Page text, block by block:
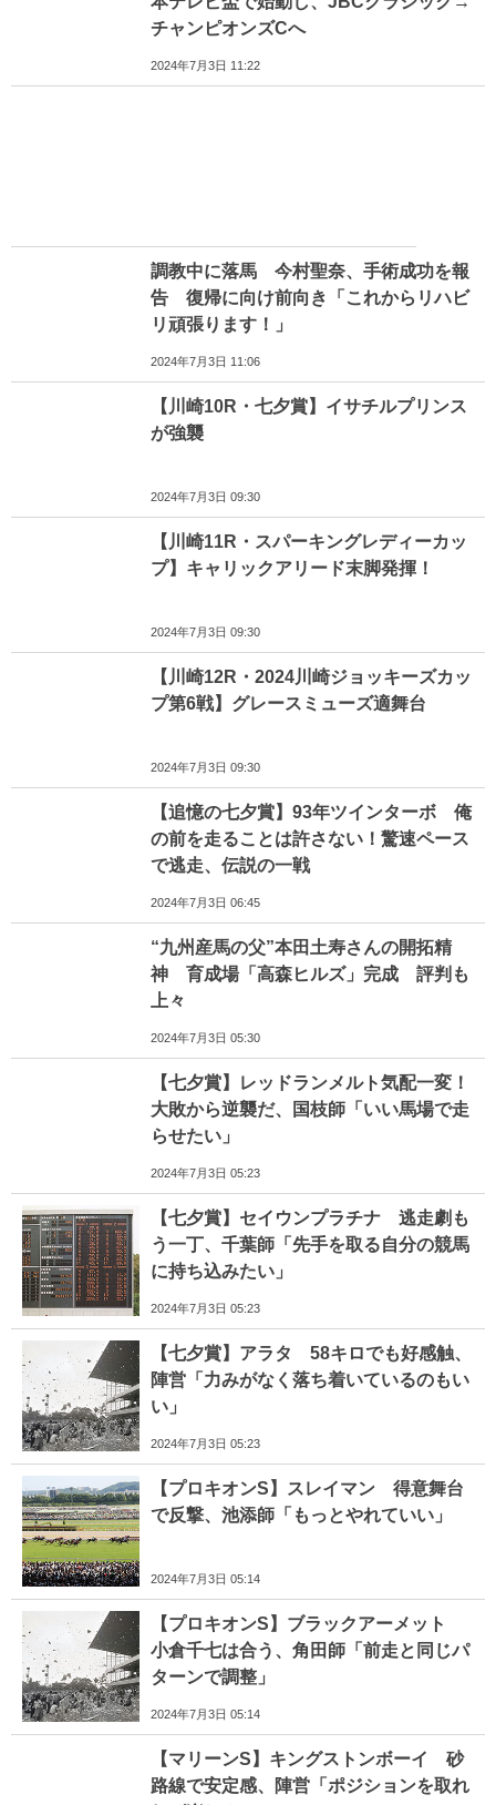
チャンピオンズCへ
2024年7月3日 11:22
調教中に落馬 今村聖奈、手術成功を報
告 復帰に向け前向き「これからリハビ
リ頑張ります！」
2024年7月3日 11:06
【川崎10R・七夕賞】イサチルプリンス
が強襲
2024年7月3日 09:30
【川崎11R・スパーキングレディーカッ
プ】キャリックアリード末脚発揮！
2024年7月3日 09:30
【川崎12R・2024川崎ジョッキーズカッ
プ第6戦】グレースミューズ適舞台
2024年7月3日 09:30
【追憶の七夕賞】93年ツインターボ 俺
の前を走ることは許さない！驚速ペース
で逃走、伝説の一戦
2024年7月3日 06:45
“九州産馬の父”本田土寿さんの開拓精
神 育成場「高森ヒルズ」完成 評判も
上々
2024年7月3日 05:30
【七夕賞】レッドランメルト気配一変！
大敗から逆襲だ、国枝師「いい馬場で走
らせたい」
2024年7月3日 05:23
【七夕賞】セイウンプラチナ 逃走劇も
う一丁、千葉師「先手を取る自分の競馬
に持ち込みたい」
2024年7月3日 05:23
【七夕賞】アラタ 58キロでも好感触、
陣営「力みがなく落ち着いているのもい
い」
2024年7月3日 05:23
【プロキオンS】スレイマン 得意舞台
で反撃、池添師「もっとやれていい」
2024年7月3日 05:14
【プロキオンS】ブラックアーメット
小倉千七は合う、角田師「前走と同じパ
ターンで調整」
2024年7月3日 05:14
【マリーンS】キングストンボーイ 砂
路線で安定感、陣営「ポジションを取れ